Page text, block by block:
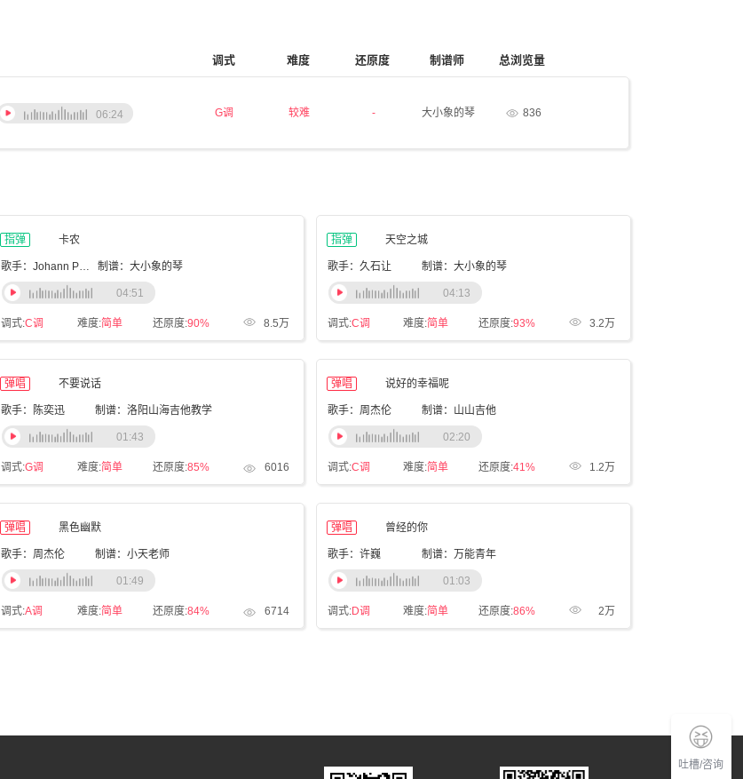
调式 难度 还原度 制谱师 总浏览量
G调 较难 - 大小象的琴 836
06:24
指弹 卡农
歌手：Johann Pachelbel 制谱：大小象的琴
调式:C调 难度:简单 还原度:90% 8.5万
04:51
指弹 天空之城
歌手：久石让 制谱：大小象的琴
调式:C调 难度:简单 还原度:93% 3.2万
04:13
弹唱 不要说话
歌手：陈奕迅 制谱：洛阳山海吉他教学
调式:G调 难度:简单 还原度:85% 6016
01:43
弹唱 说好的幸福呢
歌手：周杰伦 制谱：山山吉他
调式:C调 难度:简单 还原度:41% 1.2万
02:20
弹唱 黑色幽默
歌手：周杰伦 制谱：小天老师
调式:A调 难度:简单 还原度:84% 6714
01:49
弹唱 曾经的你
歌手：许巍 制谱：万能青年
调式:D调 难度:简单 还原度:86% 2万
01:03
吐槽/咨询